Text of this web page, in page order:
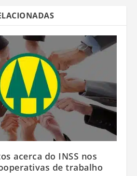
acerca do INSS nos
de trabalho